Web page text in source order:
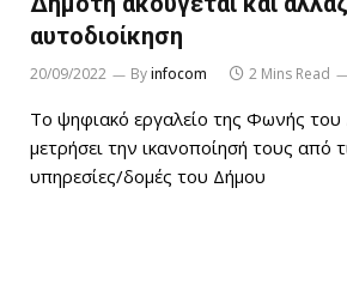
αυτοδιοίκηση
20/09/2022 Byinfocom 2 Mins Read
Το ψηφιακό εργαλείο της Φωνής του
μετρήσει την ικανοποίησή τους από
υπηρεσίες/δομές του Δήμου